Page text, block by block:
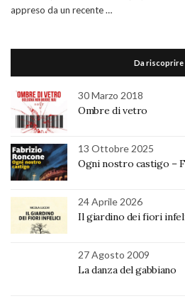
appreso da un recente …
Da riscoprire
30 Marzo 2018
Ombre di vetro
13 Ottobre 2025
Ogni nostro castigo –
24 Aprile 2026
Il giardino dei fiori
27 Agosto 2009
La danza del gabbiano